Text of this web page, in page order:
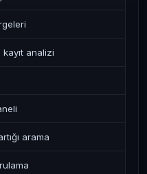
analizi
arama